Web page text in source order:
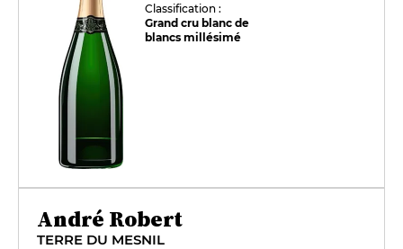
Classification :
Grand cru blanc de
blancs millésimé
André Robert
TERRE DU MESNIL